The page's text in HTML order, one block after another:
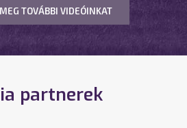
TOVÁBBI VIDEÓINKAT
partnerek